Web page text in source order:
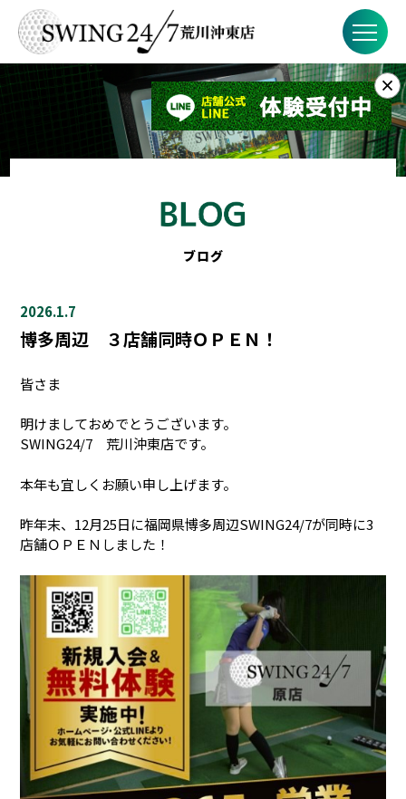
お知らせ
SWING24/7とは？
料金
ブログ
2026.1.7
博多周辺 ３店舗同時ＯＰＥＮ！
皆さま
明けましておめでとうございます。
SWING24/7 荒川沖東店です。
本年も宜しくお願い申し上げます。
昨年末、12月25日に福岡県博多周辺SWING24/7が同時に3
店舗ＯＰＥＮしました！
×